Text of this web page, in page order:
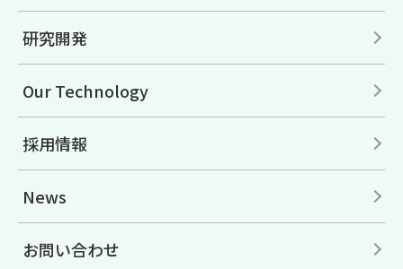
研究開発
Our Technology
採用情報
News
お問い合わせ